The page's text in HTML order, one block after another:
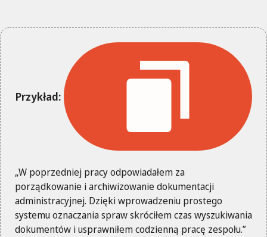
Przykład:
„W poprzedniej pracy odpowiadałem za
porządkowanie i archiwizowanie dokumentacji
administracyjnej. Dzięki wprowadzeniu prostego
systemu oznaczania spraw skróciłem czas wyszukiwania
dokumentów i usprawniłem codzienną pracę zespołu.”